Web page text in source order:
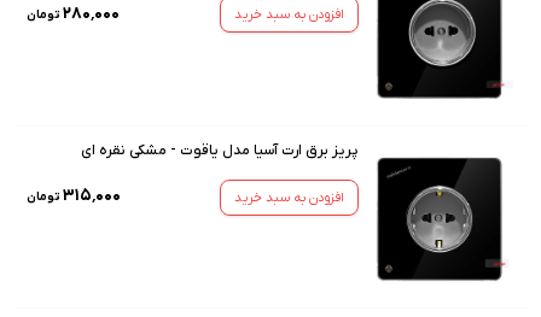
افزودن به سبد خرید ۲۸۰٬۰۰۰ تومان
پریز برق ارت آسیا مدل یاقوت - مشکی نقره ای
افزودن به سبد خرید ۳۱۵٬۰۰۰ تومان